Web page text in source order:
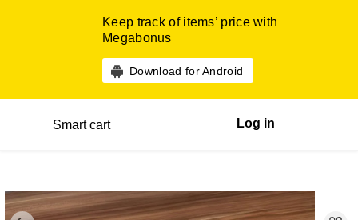
Keep track of items’ price with
Megabonus
Download for Android
Smart cart Log in